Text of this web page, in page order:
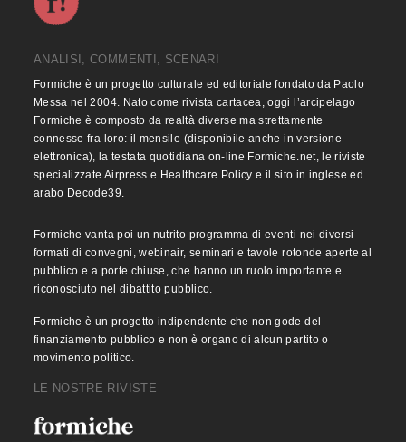
ANALISI, COMMENTI, SCENARI
Formiche è un progetto culturale ed editoriale fondato da Paolo
Messa nel 2004. Nato come rivista cartacea, oggi l’arcipelago
Formiche è composto da realtà diverse ma strettamente
connesse fra loro: il mensile (disponibile anche in versione
elettronica), la testata quotidiana on-line Formiche.net, le riviste
specializzate Airpress e Healthcare Policy e il sito in inglese ed
arabo Decode39.
Formiche vanta poi un nutrito programma di eventi nei diversi
formati di convegni, webinair, seminari e tavole rotonde aperte al
pubblico e a porte chiuse, che hanno un ruolo importante e
riconosciuto nel dibattito pubblico.
Formiche è un progetto indipendente che non gode del
finanziamento pubblico e non è organo di alcun partito o
movimento politico.
LE NOSTRE RIVISTE